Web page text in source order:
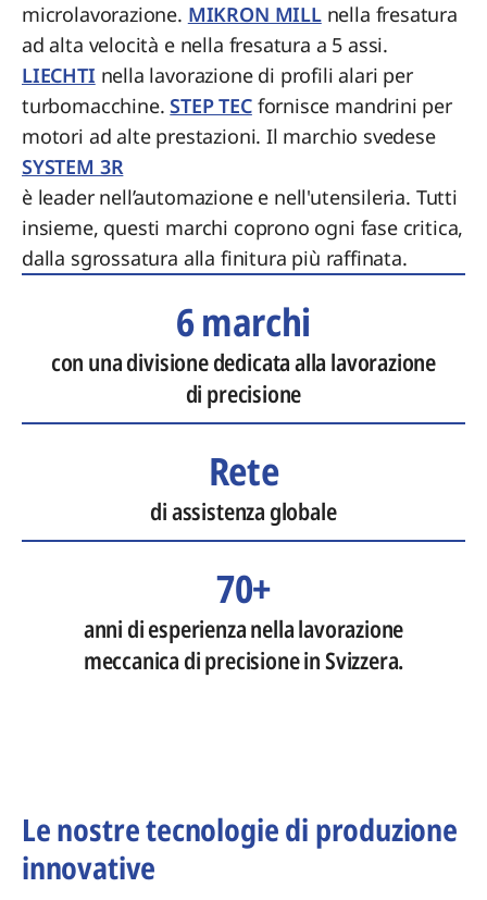
microlavorazione. MIKRON MILLnella fresatura
ad alta velocità e nella fresatura a 5 assi.
LIECHTI nella lavorazione di profili alari per
turbomacchine.STEP TECfornisce mandrini per
motori ad alte prestazioni. Il marchio svedese
SYSTEM 3R
è leader nell’automazione e nell'utensileria. Tutti
insieme, questi marchi coprono ogni fase critica,
dalla sgrossatura alla finitura più raffinata.
6 marchi
con una divisione dedicata alla lavorazione
di precisione
Rete
di assistenza globale
70+
anni di esperienza nella lavorazione
meccanica di precisione in Svizzera.
Le nostre tecnologie di produzione
innovative